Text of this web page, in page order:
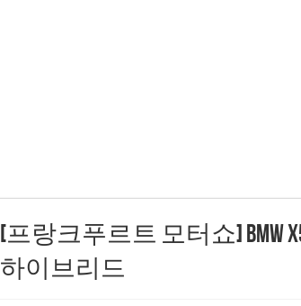
[프랑크푸르트 모터쇼] BMW
하이브리드